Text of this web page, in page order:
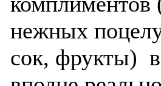
нежных
сок, фрукты)